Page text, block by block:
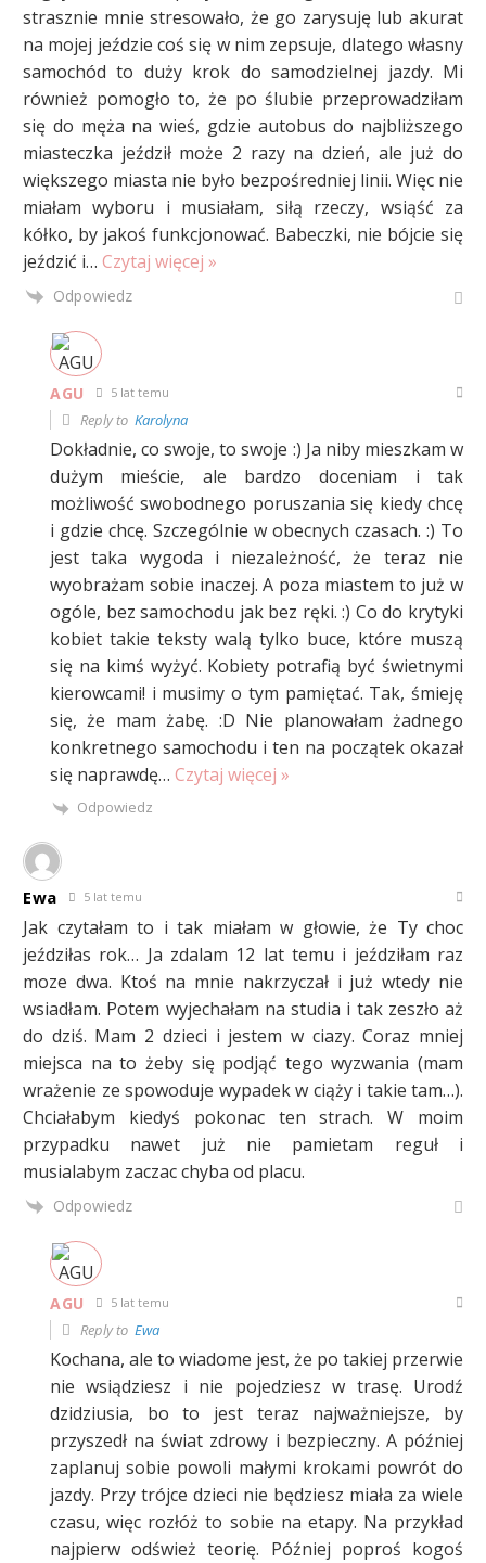
strasznie mnie stresowało, że go zarysuję lub akurat
na mojej jeździe coś się w nim zepsuje, dlatego własny
samochód to duży krok do samodzielnej jazdy. Mi
również pomogło to, że po ślubie przeprowadziłam
się do męża na wieś, gdzie autobus do najbliższego
miasteczka jeździł może 2 razy na dzień, ale już do
większego miasta nie było bezpośredniej linii. Więc nie
miałam wyboru i musiałam, siłą rzeczy, wsiąść za
kółko, by jakoś funkcjonować. Babeczki, nie bójcie się
jeździć i… Czytaj więcej »
Odpowiedz
AGU 5 lat temu
Reply to Karolyna
Dokładnie, co swoje, to swoje :) Ja niby mieszkam w
dużym mieście, ale bardzo doceniam i tak
możliwość swobodnego poruszania się kiedy chcę
i gdzie chcę. Szczególnie w obecnych czasach. :) To
jest taka wygoda i niezależność, że teraz nie
wyobrażam sobie inaczej. A poza miastem to już w
ogóle, bez samochodu jak bez ręki. :) Co do krytyki
kobiet takie teksty walą tylko buce, które muszą
się na kimś wyżyć. Kobiety potrafią być świetnymi
kierowcami! i musimy o tym pamiętać. Tak, śmieję
się, że mam żabę. :D Nie planowałam żadnego
konkretnego samochodu i ten na początek okazał
się naprawdę… Czytaj więcej »
Odpowiedz
Ewa 5 lat temu
Jak czytałam to i tak miałam w głowie, że Ty choc
jeździłas rok… Ja zdalam 12 lat temu i jeździłam raz
moze dwa. Ktoś na mnie nakrzyczał i już wtedy nie
wsiadłam. Potem wyjechałam na studia i tak zeszło aż
do dziś. Mam 2 dzieci i jestem w ciazy. Coraz mniej
miejsca na to żeby się podjąć tego wyzwania (mam
wrażenie ze spowoduje wypadek w ciąży i takie tam…).
Chciałabym kiedyś pokonac ten strach. W moim
przypadku nawet już nie pamietam reguł i
musialabym zaczac chyba od placu.
Odpowiedz
AGU 5 lat temu
Reply to Ewa
Kochana, ale to wiadome jest, że po takiej przerwie
nie wsiądziesz i nie pojedziesz w trasę. Urodź
dzidziusia, bo to jest teraz najważniejsze, by
przyszedł na świat zdrowy i bezpieczny. A później
zaplanuj sobie powoli małymi krokami powrót do
jazdy. Przy trójce dzieci nie będziesz miała za wiele
czasu, więc rozłóż to sobie na etapy. Na przykład
najpierw odśwież teorię. Później poproś kogoś